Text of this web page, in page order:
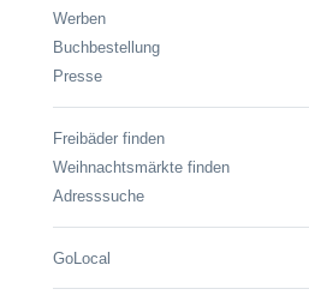
Werben
Buchbestellung
Presse
Freibäder finden
Weihnachtsmärkte finden
Adresssuche
GoLocal